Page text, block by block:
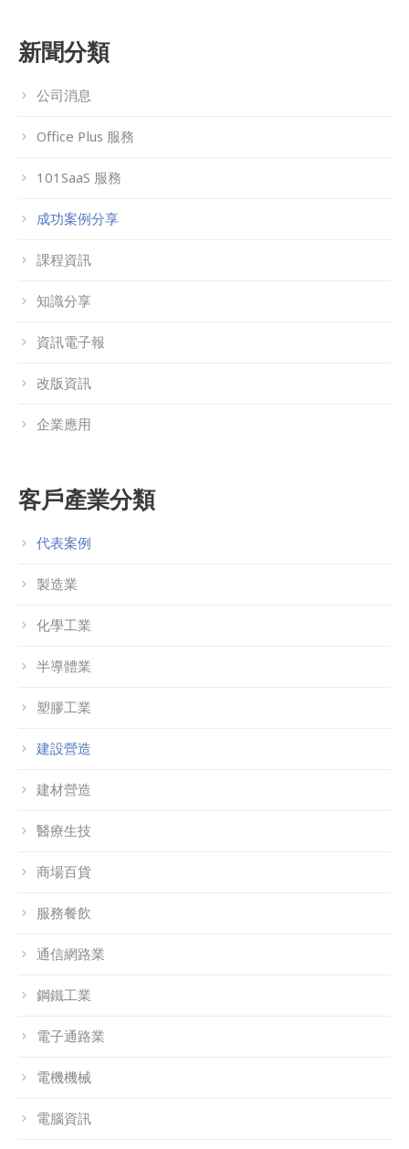
新聞分類
公司消息
Office Plus 服務
101SaaS 服務
成功案例分享
課程資訊
知識分享
資訊電子報
改版資訊
企業應用
客戶產業分類
代表案例
製造業
化學工業
半導體業
塑膠工業
建設營造
建材營造
醫療生技
商場百貨
服務餐飲
通信網路業
鋼鐵工業
電子通路業
電機機械
電腦資訊